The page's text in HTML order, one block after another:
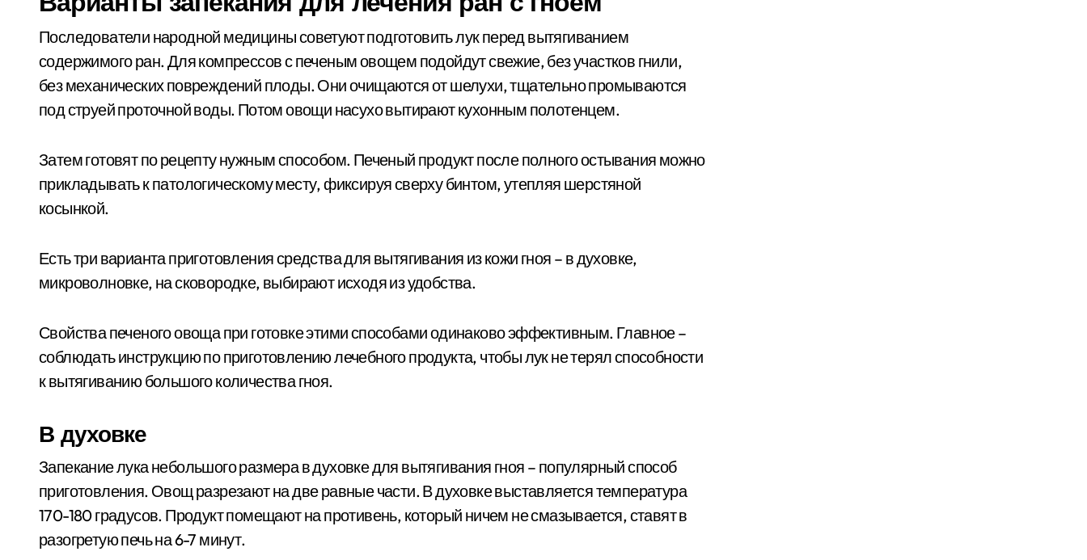
Последователи народной медицины советуют подготовить лук перед вытягиванием
содержимого ран. Для компрессов с печеным овощем подойдут свежие, без участков гнили,
без механических повреждений плоды. Они очищаются от шелухи, тщательно промываются
под струей проточной воды. Потом овощи насухо вытирают кухонным полотенцем.
Затем готовят по рецепту нужным способом. Печеный продукт после полного остывания можно
прикладывать к патологическому месту, фиксируя сверху бинтом, утепляя шерстяной
косынкой.
Есть три варианта приготовления средства для вытягивания из кожи гноя – в духовке,
микроволновке, на сковородке, выбирают исходя из удобства.
Свойства печеного овоща при готовке этими способами одинаково эффективным. Главное –
соблюдать инструкцию по приготовлению лечебного продукта, чтобы лук не терял способности
к вытягиванию большого количества гноя.
В духовке
Запекание лука небольшого размера в духовке для вытягивания гноя – популярный способ
приготовления. Овощ разрезают на две равные части. В духовке выставляется температура
170-180 градусов. Продукт помещают на противень, который ничем не смазывается, ставят в
разогретую печь на 6-7 минут.